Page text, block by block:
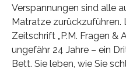
Verspannungen sind alle
Matratze zurückzuführen.
Zeitschrift „P.M. Fragen
ungefähr 24 Jahre – ein
Bett. Sie leben, wie Sie